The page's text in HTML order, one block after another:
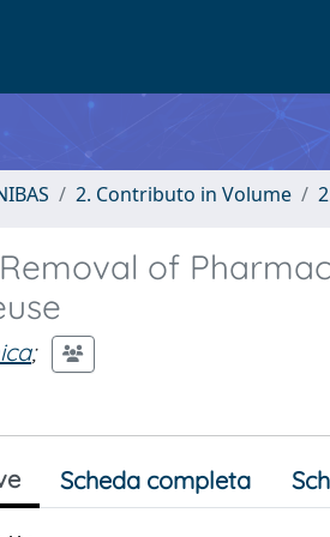
2. Contributo in Volume
of
;
Scheda completa